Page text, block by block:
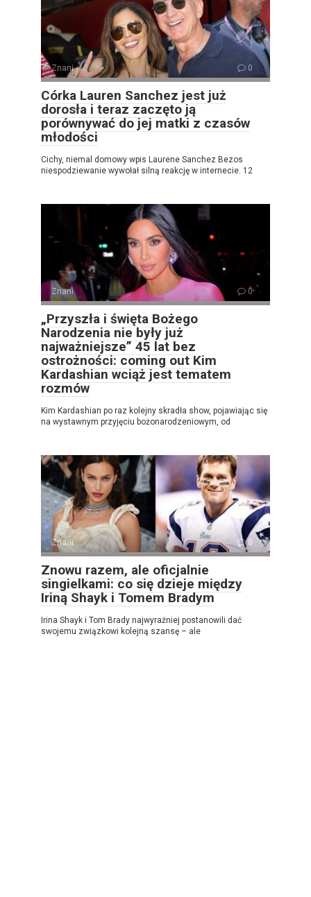
Znani 0
Córka Lauren Sanchez jest już
dorosła i teraz zaczęto ją
porównywać do jej matki z czasów
młodości
Cichy, niemal domowy wpis Laurene Sanchez Bezos
niespodziewanie wywołał silną reakcję w internecie. 12
Znani 0
„Przyszła i święta Bożego
Narodzenia nie były już
najważniejsze” 45 lat bez
ostrożności: coming out Kim
Kardashian wciąż jest tematem
rozmów
Kim Kardashian po raz kolejny skradła show, pojawiając się
na wystawnym przyjęciu bożonarodzeniowym, od
Znani 0
Znowu razem, ale oficjalnie
singielkami: co się dzieje między
Iriną Shayk i Tomem Bradym
Irina Shayk i Tom Brady najwyraźniej postanowili dać
swojemu związkowi kolejną szansę – ale